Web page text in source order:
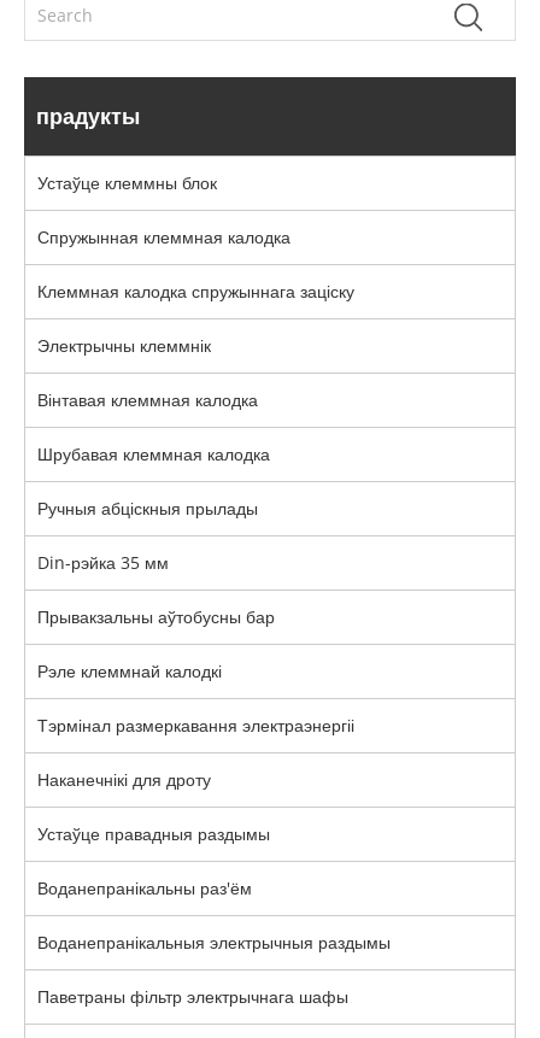
прадукты
Устаўце клеммны блок
Спружынная клеммная калодка
Клеммная калодка спружыннага заціску
Электрычны клеммнік
Вінтавая клеммная калодка
Шрубавая клеммная калодка
Ручныя абціскныя прылады
Din-рэйка 35 мм
Прывакзальны аўтобусны бар
Рэле клеммнай калодкі
Тэрмінал размеркавання электраэнергіі
Наканечнікі для дроту
Устаўце правадныя раздымы
Воданепранікальны раз'ём
Воданепранікальныя электрычныя раздымы
Паветраны фільтр электрычнага шафы